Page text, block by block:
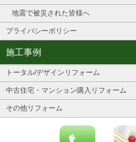
地震で被災された皆様へ
プライバシーポリシー
施工事例
トータル/デザインリフォーム
中古住宅・マンション購入リフォーム
その他リフォーム